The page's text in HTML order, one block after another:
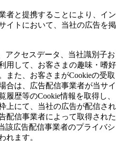
者と提携することにより、イン
イトにおいて、当社の広告を掲
アクセスデータ、当社識別子お
用して、お客さまの趣味・嗜好
また、お客さまがCookieの受取
合は、広告配信事業者が当サイ
履歴等のCookie情報を取得し、
上にて、当社の広告が配信され
配信事業者によって取得された
該広告配信事業者のプライバシ
れます。